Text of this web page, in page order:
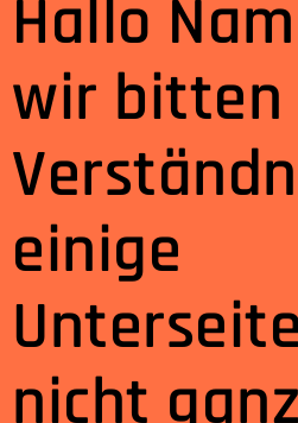
Hallo
wir bitten
einige
nicht